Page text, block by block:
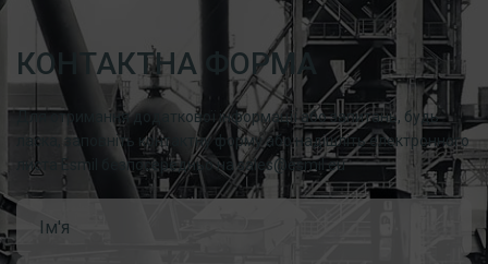
КОНТАКТНА ФОРМА
Для отримання додаткової інформації або запитань, будь
ласка, заповніть контактну форму або надішліть електронного
листа Esmil безпосередньо на sales@esmil.eu